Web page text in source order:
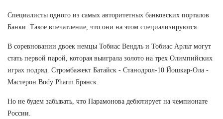
Специалисты одного из самых авторитетных банковских порталов
Банки. Такое впечатление, что они на этом специализируются.
В соревновании двоек немцы Тобиас Вендль и Тобиас Арльт могут
стать первой парой, которая выиграла золото на трех Олимпийских
играх подряд. Стромбажект Батайск - Станодрол-10 Йошкар-Ола -
Мастерон Body Pharm Брянск.
Но не будем забывать, что Парамонова дебютирует на чемпионате
России.